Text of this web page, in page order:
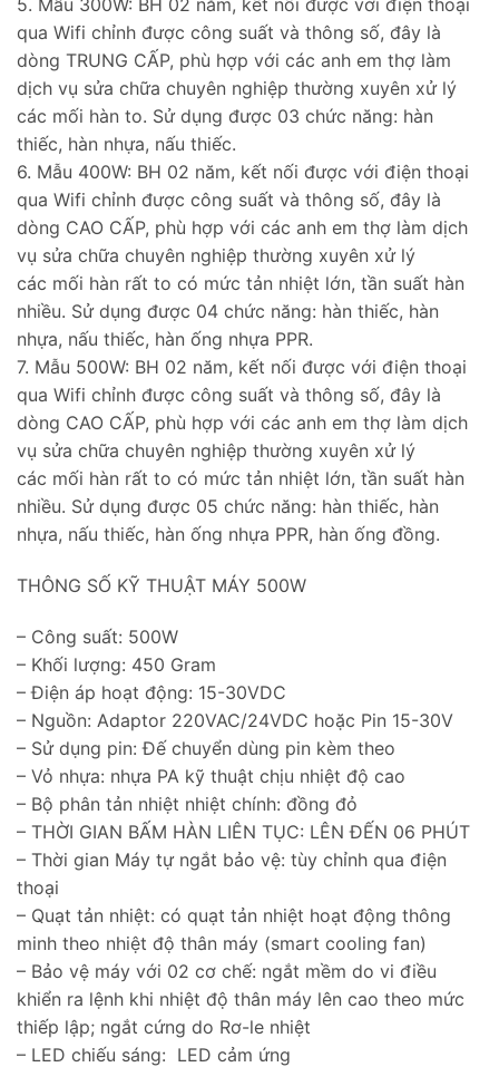
5. Mẫu 300W: BH 02 năm, kết nối được với điện thoại
qua Wifi chỉnh được công suất và thông số, đây là
dòng TRUNG CẤP, phù hợp với các anh em thợ làm
dịch vụ sửa chữa chuyên nghiệp thường xuyên xử lý
các mối hàn to. Sử dụng được 03 chức năng: hàn
thiếc, hàn nhựa, nấu thiếc.
6. Mẫu 400W: BH 02 năm, kết nối được với điện thoại
qua Wifi chỉnh được công suất và thông số, đây là
dòng CAO CẤP, phù hợp với các anh em thợ làm dịch
vụ sửa chữa chuyên nghiệp thường xuyên xử lý
các mối hàn rất to có mức tản nhiệt lớn, tần suất hàn
nhiều. Sử dụng được 04 chức năng: hàn thiếc, hàn
nhựa, nấu thiếc, hàn ống nhựa PPR.
7. Mẫu 500W: BH 02 năm, kết nối được với điện thoại
qua Wifi chỉnh được công suất và thông số, đây là
dòng CAO CẤP, phù hợp với các anh em thợ làm dịch
vụ sửa chữa chuyên nghiệp thường xuyên xử lý
các mối hàn rất to có mức tản nhiệt lớn, tần suất hàn
nhiều. Sử dụng được 05 chức năng: hàn thiếc, hàn
nhựa, nấu thiếc, hàn ống nhựa PPR, hàn ống đồng.
THÔNG SỐ KỸ THUẬT MÁY 500W
– Công suất: 500W
– Khối lượng: 450 Gram
– Điện áp hoạt động: 15-30VDC
– Nguồn: Adaptor 220VAC/24VDC hoặc Pin 15-30V
– Sử dụng pin: Đế chuyển dùng pin kèm theo
– Vỏ nhựa: nhựa PA kỹ thuật chịu nhiệt độ cao
– Bộ phân tản nhiệt nhiệt chính: đồng đỏ
– THỜI GIAN BẤM HÀN LIÊN TỤC: LÊN ĐẾN 06 PHÚT
– Thời gian Máy tự ngắt bảo vệ: tùy chỉnh qua điện
thoại
– Quạt tản nhiệt: có quạt tản nhiệt hoạt động thông
minh theo nhiệt độ thân máy (smart cooling fan)
– Bảo vệ máy với 02 cơ chế: ngắt mềm do vi điều
khiển ra lệnh khi nhiệt độ thân máy lên cao theo mức
thiếp lập; ngắt cứng do Rơ-le nhiệt
– LED chiếu sáng: LED cảm ứng